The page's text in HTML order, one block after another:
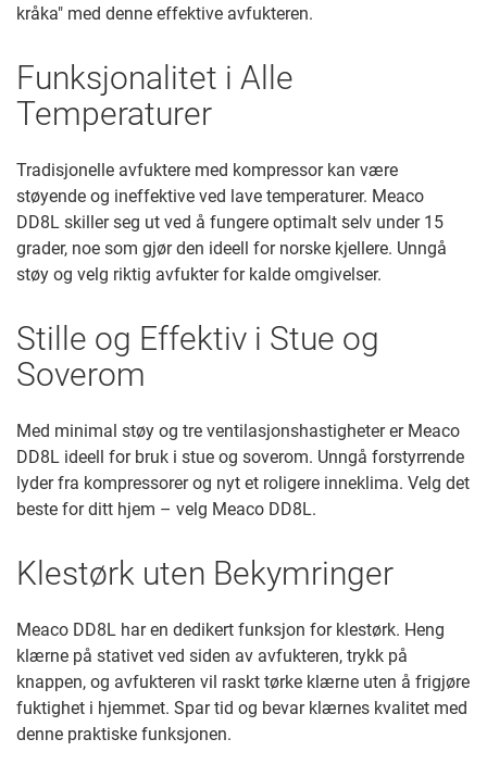
kråka" med denne effektive avfukteren.
Funksjonalitet i Alle
Temperaturer
Tradisjonelle avfuktere med kompressor kan være
støyende og ineffektive ved lave temperaturer. Meaco
DD8L skiller seg ut ved å fungere optimalt selv under 15
grader, noe som gjør den ideell for norske kjellere. Unngå
støy og velg riktig avfukter for kalde omgivelser.
Stille og Effektiv i Stue og
Soverom
Med minimal støy og tre ventilasjonshastigheter er Meaco
DD8L ideell for bruk i stue og soverom. Unngå forstyrrende
lyder fra kompressorer og nyt et roligere inneklima. Velg det
beste for ditt hjem – velg Meaco DD8L.
Klestørk uten Bekymringer
Meaco DD8L har en dedikert funksjon for klestørk. Heng
klærne på stativet ved siden av avfukteren, trykk på
knappen, og avfukteren vil raskt tørke klærne uten å frigjøre
fuktighet i hjemmet. Spar tid og bevar klærnes kvalitet med
denne praktiske funksjonen.